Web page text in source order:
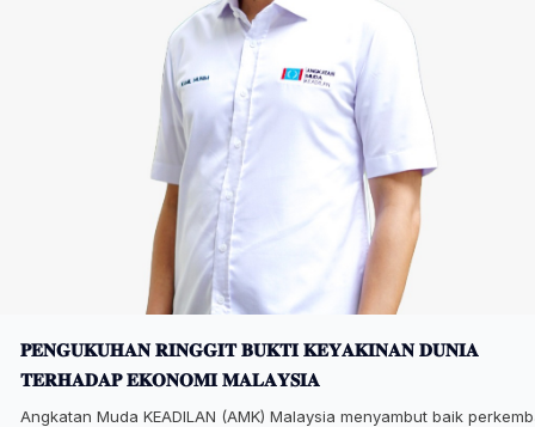
𝐏𝐄𝐍𝐆𝐔𝐊𝐔𝐇𝐀𝐍 𝐑𝐈𝐍𝐆𝐆𝐈𝐓 𝐁𝐔𝐊𝐓𝐈 𝐊𝐄𝐘𝐀𝐊𝐈𝐍𝐀𝐍 𝐃𝐔𝐍𝐈𝐀
𝐓𝐄𝐑𝐇𝐀𝐃𝐀𝐏 𝐄𝐊𝐎𝐍𝐎𝐌𝐈 𝐌𝐀𝐋𝐀𝐘𝐒𝐈𝐀
Angkatan Muda KEADILAN (AMK) Malaysia menyambut baik